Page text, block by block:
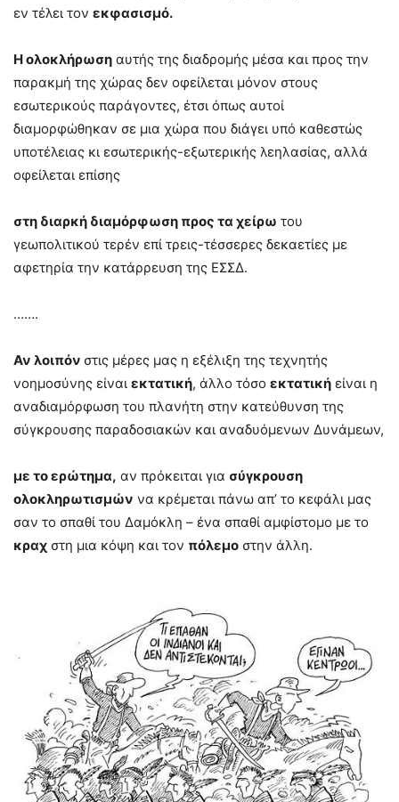
εν τέλει τον εκφασισμό.
Η ολοκλήρωση αυτής της διαδρομής μέσα και προς την
παρακμή της χώρας δεν οφείλεται μόνον στους
εσωτερικούς παράγοντες, έτσι όπως αυτοί
διαμορφώθηκαν σε μια χώρα που διάγει υπό καθεστώς
υποτέλειας κι εσωτερικής-εξωτερικής λεηλασίας, αλλά
οφείλεται επίσης
στη διαρκή διαμόρφωση προς τα χείρω του
γεωπολιτικού τερέν επί τρεις-τέσσερες δεκαετίες με
αφετηρία την κατάρρευση της ΕΣΣΔ.
…….
Αν λοιπόν στις μέρες μας η εξέλιξη της τεχνητής
νοημοσύνης είναι εκτατική, άλλο τόσο εκτατική είναι η
αναδιαμόρφωση του πλανήτη στην κατεύθυνση της
σύγκρουσης παραδοσιακών και αναδυόμενων Δυνάμεων,
με το ερώτημα, αν πρόκειται για σύγκρουση
ολοκληρωτισμών να κρέμεται πάνω απ’ το κεφάλι μας
σαν το σπαθί του Δαμόκλη – ένα σπαθί αμφίστομο με το
κραχ στη μια κόψη και τον πόλεμο στην άλλη.